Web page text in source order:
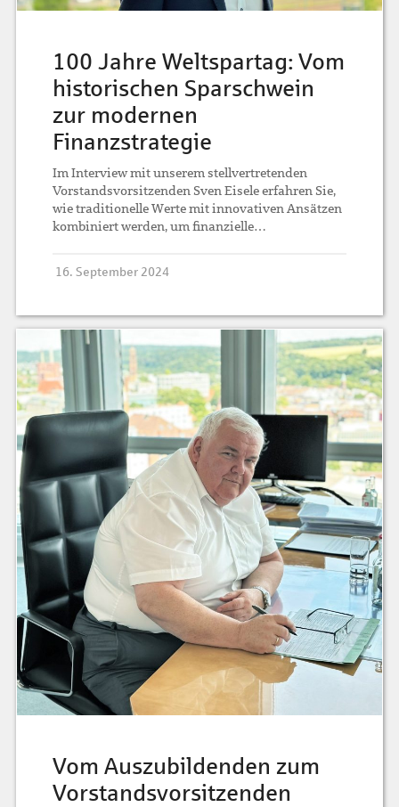
100 Jahre Weltspartag: Vom
historischen Sparschwein
zur modernen
Finanzstrategie
Im Interview mit unserem stellvertretenden
Vorstandsvorsitzenden Sven Eisele erfahren Sie,
wie traditionelle Werte mit innovativen Ansätzen
kombiniert werden, um finanzielle…
16. September 2024
Vom Auszubildenden zum
Vorstandsvorsitzenden